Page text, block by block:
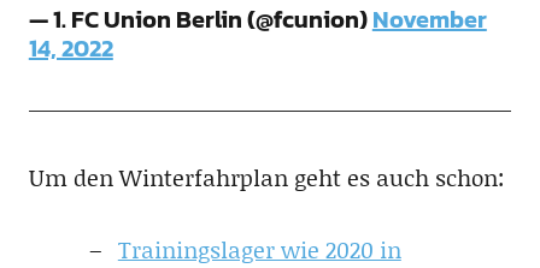
— 1. FC Union Berlin (@fcunion)November
14, 2022
Um den Winterfahrplan geht es auch schon:
Trainingslager wie 2020 in